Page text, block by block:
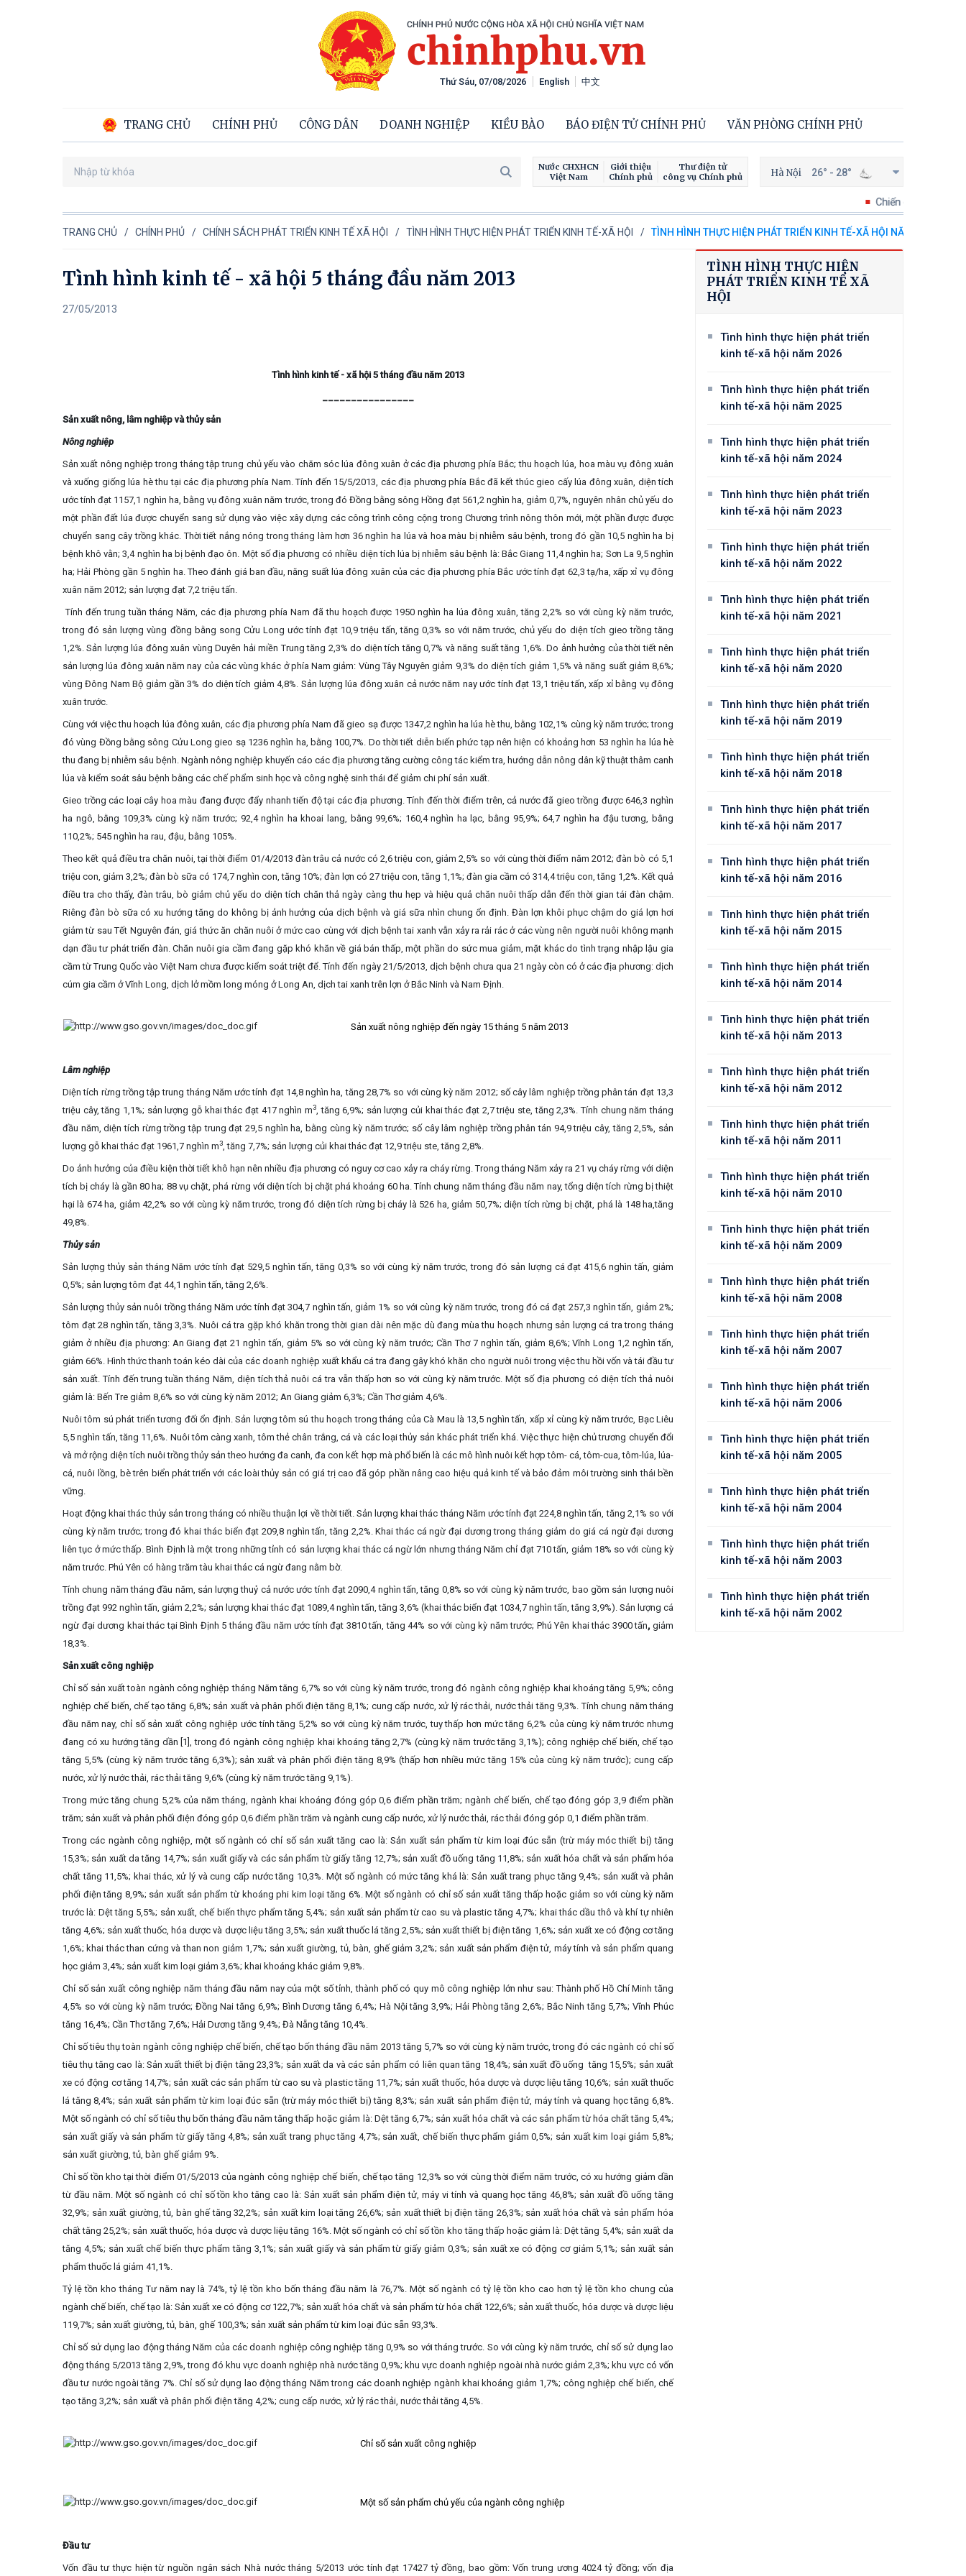
English 中文
TRANG CHỦ CHÍNH PHỦ CÔNG DÂN DOANH NGHIỆP KIỀU BÀO BÁO ĐIỆN TỬ CHÍNH PHỦ VĂN PHÒNG CHÍNH PHỦ
Thứ Sáu, 07/08/2026
Nước CHXHCN
Việt Nam
Giới thiệu
Chính phủ
Thư điện tử
công vụ Chính phủ
Hà Nội 26° - 28°
Chiến dịch 500 ngày đêm
TRANG CHỦ CHÍNH PHỦ CHÍNH SÁCH PHÁT TRIỂN KINH TẾ XÃ HỘI TÌNH HÌNH THỰC HIỆN PHÁT TRIỂN KINH TẾ-XÃ HỘI TÌNH HÌNH THỰC HIỆN PHÁT TRIỂN KINH TẾ-XÃ HỘI NĂM 2013
Tình hình kinh tế - xã hội 5 tháng đầu năm 2013
27/05/2013
Tình hình kinh tế - xã hội 5 tháng đầu năm 2013
________________
Sản xuất nông, lâm nghiệp và thủy sản
Nông nghiệp
Sản xuất nông nghiệp trong tháng tập trung chủ yếu vào chăm sóc lúa đông xuân ở các địa phương phía Bắc; thu hoạch lúa, hoa màu vụ đông xuân
và xuống giống lúa hè thu tại các địa phương phía Nam. Tính đến 15/5/2013, các địa phương phía Bắc đã kết thúc gieo cấy lúa đông xuân, diện tích
ước tính đạt 1157,1 nghìn ha, bằng vụ đông xuân năm trước, trong đó Đồng bằng sông Hồng đạt 561,2 nghìn ha, giảm 0,7%, nguyên nhân chủ yếu do
một phần đất lúa được chuyển sang sử dụng vào việc xây dựng các công trình công cộng trong Chương trình nông thôn mới, một phần được được
chuyển sang cây trồng khác. Thời tiết nắng nóng trong tháng làm hơn 36 nghìn ha lúa và hoa màu bị nhiễm sâu bệnh, trong đó gần 10,5 nghìn ha bị
bệnh khô vằn; 3,4 nghìn ha bị bệnh đạo ôn. Một số địa phương có nhiều diện tích lúa bị nhiễm sâu bệnh là: Bắc Giang 11,4 nghìn ha; Sơn La 9,5 nghìn
ha; Hải Phòng gần 5 nghìn ha. Theo đánh giá ban đầu, năng suất lúa đông xuân của các địa phương phía Bắc ước tính đạt 62,3 tạ/ha, xấp xỉ vụ đông
xuân năm 2012; sản lượng đạt 7,2 triệu tấn.
Tính đến trung tuần tháng Năm, các địa phương phía Nam đã thu hoạch được 1950 nghìn ha lúa đông xuân, tăng 2,2% so với cùng kỳ năm trước,
trong đó sản lượng vùng đồng bằng song Cửu Long ước tính đạt 10,9 triệu tấn, tăng 0,3% so với năm trước, chủ yếu do diện tích gieo trồng tăng
1,2%. Sản lượng lúa đông xuân vùng Duyên hải miền Trung tăng 2,3% do diện tích tăng 0,7% và năng suất tăng 1,6%. Do ảnh hưởng của thời tiết nên
sản lượng lúa đông xuân năm nay của các vùng khác ở phía Nam giảm: Vùng Tây Nguyên giảm 9,3% do diện tích giảm 1,5% và năng suất giảm 8,6%;
vùng Đông Nam Bộ giảm gần 3% do diện tích giảm 4,8%. Sản lượng lúa đông xuân cả nước năm nay ước tính đạt 13,1 triệu tấn, xấp xỉ bằng vụ đông
xuân trước.
Cùng với việc thu hoạch lúa đông xuân, các địa phương phía Nam đã gieo sạ được 1347,2 nghìn ha lúa hè thu, bằng 102,1% cùng kỳ năm trước; trong
đó vùng Đồng bằng sông Cửu Long gieo sạ 1236 nghìn ha, bằng 100,7%. Do thời tiết diễn biến phức tạp nên hiện có khoảng hơn 53 nghìn ha lúa hè
thu đang bị nhiễm sâu bệnh. Ngành nông nghiệp khuyến cáo các địa phương tăng cường công tác kiểm tra, hướng dẫn nông dân kỹ thuật thâm canh
lúa và kiểm soát‎‎ sâu bệnh bằng các chế phẩm sinh học và công nghệ sinh thái để giảm chi phí sản xuất.
Gieo trồng các loại cây hoa màu đang được đẩy nhanh tiến độ tại các địa phương. Tính đến thời điểm trên, cả nước đã gieo trồng được 646,3 nghìn
ha ngô, bằng 109,3% cùng kỳ năm trước; 92,4 nghìn ha khoai lang, bằng 99,6%; 160,4 nghìn ha lạc, bằng 95,9%; 64,7 nghìn ha đậu tương, bằng
110,2%; 545 nghìn ha rau, đậu, bằng 105%.
Theo kết quả điều tra chăn nuôi, tại thời điểm 01/4/2013 đàn trâu cả nước có 2,6 triệu con, giảm 2,5% so với cùng thời điểm năm 2012; đàn bò có 5,1
triệu con, giảm 3,2%; đàn bò sữa có 174,7 nghìn con, tăng 10%; đàn lợn có 27 triệu con, tăng 1,1%; đàn gia cầm có 314,4 triệu con, tăng 1,2%. Kết quả
điều tra cho thấy, đàn trâu, bò giảm chủ yếu do diện tích chăn thả ngày càng thu hẹp và hiệu quả chăn nuôi thấp dẫn đến thời gian tái đàn chậm.
Riêng đàn bò sữa có xu hướng tăng do không bị ảnh hưởng của dịch bệnh và giá sữa nhìn chung ổn định.Đàn lợn khôi phục chậm do giá lợn hơi
giảm từ sau Tết Nguyên đán, giá thức ăn chăn nuôi ở mức cao cùng với dịch bệnh tai xanh vẫn xảy ra rải rác ở các vùng nên người nuôi không mạnh
dạn đầu tư phát triển đàn. Chăn nuôi gia cầm đang gặp khó khăn về giá bán thấp, một phần do sức mua giảm, mặt khác do tình trạng nhập lậu gia
cầm từ Trung Quốc vào Việt Nam chưa được kiểm soát triệt để.Tính đến ngày 21/5/2013, dịch bệnh chưa qua 21 ngày còn có ở các địa phương: dịch
cúm gia cầm ở Vĩnh Long, dịch lở mồm long móng ở Long An, dịch tai xanh trên lợn ở Bắc Ninh và Nam Định.
Sản xuất nông nghiệp đến ngày 15 tháng 5 năm 2013
Lâm nghiệp
Diện tích rừng trồng tập trung tháng Năm ước tính đạt 14,8 nghìn ha, tăng 28,7% so với cùng kỳ năm 2012; số cây lâm nghiệp trồng phân tán đạt 13,3
triệu cây, tăng 1,1%; sản lượng gỗ khai thác đạt 417 nghìn m3, tăng 6,9%; sản lượng củi khai thác đạt 2,7 triệu ste, tăng 2,3%. Tính chung năm tháng
đầu năm, diện tích rừng trồng tập trung đạt 29,5 nghìn ha, bằng cùng kỳ năm trước; số cây lâm nghiệp trồng phân tán 94,9 triệu cây, tăng 2,5%, sản
lượng gỗ khai thác đạt 1961,7 nghìn m3, tăng 7,7%; sản lượng củi khai thác đạt 12,9 triệu ste, tăng 2,8%.
Do ảnh hưởng của điều kiện thời tiết khô hạn nên nhiều địa phương có nguy cơ cao xảy ra cháy rừng. Trong tháng Năm xảy ra 21 vụ cháy rừng với diện
tích bị cháy là gần 80 ha; 88 vụ chặt, phá rừng với diện tích bị chặt phá khoảng 60 ha. Tính chung năm tháng đầu năm nay, tổng diện tích rừng bị thiệt
hại là 674 ha, giảm 42,2% so với cùng kỳ năm trước, trong đó diện tích rừng bị cháy là 526 ha, giảm 50,7%; diện tích rừng bị chặt, phá là 148 ha,tăng
49,8%.
Thủy sản
Sản lượng thủy sản tháng Năm ước tính đạt 529,5 nghìn tấn, tăng 0,3% so với cùng kỳ năm trước, trong đó sản lượng cá đạt 415,6 nghìn tấn, giảm
0,5%; sản lượng tôm đạt 44,1 nghìn tấn, tăng 2,6%.
Sản lượng thủy sản nuôi trồng tháng Năm ước tính đạt 304,7 nghìn tấn, giảm 1% so với cùng kỳ năm trước, trong đó cá đạt 257,3 nghìn tấn, giảm 2%;
tôm đạt 28 nghìn tấn, tăng 3,3%. Nuôi cá tra gặp khó khăn trong thời gian dài nên mặc dù đang mùa thu hoạch nhưng sản lượng cá tra trong tháng
giảm ở nhiều địa phương: An Giang đạt 21 nghìn tấn, giảm 5% so với cùng kỳ năm trước; Cần Thơ 7 nghìn tấn, giảm 8,6%; Vĩnh Long 1,2 nghìn tấn,
giảm 66%. Hình thức thanh toán kéo dài của các doanh nghiệp xuất khẩu cá tra đang gây khó khăn cho người nuôi trong việc thu hồi vốn và tái đầu tư
sản xuất. Tính đến trung tuần tháng Năm, diện tích thả nuôi cá tra vẫn thấp hơn so với cùng kỳ năm trước. Một số địa phương có diện tích thả nuôi
giảm là: Bến Tre giảm 8,6% so với cùng kỳ năm 2012; An Giang giảm 6,3%; Cần Thơ giảm 4,6%.
Nuôi tôm sú phát triển tương đối ổn định. Sản lượng tôm sú thu hoạch trong tháng của Cà Mau là 13,5 nghìn tấn, xấp xỉ cùng kỳ năm trước, Bạc Liêu
5,5 nghìn tấn, tăng 11,6%. Nuôi tôm càng xanh, tôm thẻ chân trắng, cá và các loại thủy sản khác phát triển khá. Việc thực hiện chủ trương chuyển đổi
và mở rộng diện tích nuôi trồng thủy sản theo hướng đa canh, đa con kết hợp mà phổ biến là các mô hình nuôi kết hợp tôm- cá, tôm-cua, tôm-lúa, lúa-
cá, nuôi lồng, bè trên biển phát triển với các loài thủy sản có giá trị cao đã góp phần nâng cao hiệu quả kinh tế và bảo đảm môi trường sinh thái bền
vững.
Hoạt động khai thác thủy sản trong tháng có nhiều thuận lợi về thời tiết. Sản lượng khai thác tháng Năm ước tính đạt 224,8 nghìn tấn, tăng 2,1% so với
cùng kỳ năm trước; trong đó khai thác biển đạt 209,8 nghìn tấn, tăng 2,2%. Khai thác cá ngừ đại dương trong tháng giảm do giá cá ngừ đại dương
liên tục ở mức thấp. Bình Định là một trong những tỉnh có sản lượng khai thác cá ngừ lớn nhưng tháng Năm chỉ đạt 710 tấn, giảm 18% so với cùng kỳ
năm trước. Phú Yên có hàng trăm tàu khai thác cá ngừ đang nằm bờ.
Tính chung năm tháng đầu năm, sản lượng thuỷ cả nước ước tính đạt 2090,4 nghìn tấn, tăng 0,8% so với cùng kỳ năm trước, bao gồm sản lượng nuôi
trồng đạt 992 nghìn tấn, giảm 2,2%; sản lượng khai thác đạt 1089,4 nghìn tấn, tăng 3,6% (khai thác biển đạt 1034,7 nghìn tấn, tăng 3,9%). Sản lượng cá
ngừ đại dương khai thác tại Bình Định 5 tháng đầu năm ước tính đạt 3810 tấn, tăng 44% so với cùng kỳ năm trước; Phú Yên khai thác 3900 tấn,giảm
18,3%.
Sản xuất công nghiệp
Chỉ số sản xuất toàn ngành công nghiệp tháng Năm tăng 6,7% so với cùng kỳ năm trước, trong đó ngành công nghiệp khai khoáng tăng 5,9%; công
nghiệp chế biến, chế tạo tăng 6,8%; sản xuất và phân phối điện tăng 8,1%; cung cấp nước, xử lý rác thải, nước thải tăng 9,3%. Tính chung năm tháng
đầu năm nay, chỉ số sản xuất công nghiệp ước tính tăng 5,2% so với cùng kỳ năm trước, tuythấp hơn mức tăng 6,2% của cùng kỳ năm trước nhưng
đang có xu hướng tăng dần [1], trong đó ngành công nghiệp khai khoáng tăng 2,7% (cùng kỳ năm trước tăng 3,1%); công nghiệp chế biến, chế tạo
tăng 5,5% (cùng kỳ năm trước tăng 6,3%); sản xuất và phân phối điện tăng 8,9% (thấp hơn nhiều mức tăng 15% của cùng kỳ năm trước); cung cấp
nước, xử lý nước thải, rác thải tăng 9,6% (cùng kỳ năm trước tăng 9,1%).
Trong mức tăng chung 5,2% của năm tháng, ngành khai khoáng đóng góp 0,6 điểm phần trăm; ngành chế biến, chế tạo đóng góp 3,9 điểm phần
trăm; sản xuất và phân phối điện đóng góp 0,6 điểm phần trăm và ngành cung cấp nước, xử lý nước thải, rác thải đóng góp 0,1 điểm phần trăm.
Trong các ngành công nghiệp, một số ngành có chỉ số sản xuất tăng cao là: Sản xuất sản phẩm từ kim loại đúc sẵn (trừ máy móc thiết bị) tăng
15,3%; sản xuất da tăng 14,7%; sản xuất giấy và các sản phẩm từ giấy tăng 12,7%; sản xuất đồ uống tăng 11,8%; sản xuất hóa chất và sản phẩm hóa
chất tăng 11,5%; khai thác, xử lý và cung cấp nước tăng 10,3%. Một số ngành có mức tăng khá là: Sản xuất trang phục tăng 9,4%; sản xuất và phân
phối điện tăng 8,9%; sản xuất sản phẩm từ khoáng phi kim loại tăng 6%. Một sốngành có chỉ số sản xuất tăng thấp hoặc giảm so với cùng kỳ năm
trước là: Dệt tăng 5,5%; sản xuất, chế biến thực phẩm tăng 5,4%; sản xuất sản phẩm từ cao su và plastic tăng 4,7%; khai thác dầu thô và khí tự nhiên
tăng 4,6%; sản xuất thuốc, hóa dược và dược liệu tăng 3,5%; sản xuất thuốc lá tăng 2,5%; sản xuất thiết bị điện tăng 1,6%; sản xuất xe có động cơ tăng
1,6%; khai thác than cứng và than non giảm 1,7%; sản xuất giường, tủ, bàn, ghế giảm 3,2%; sản xuất sản phẩm điện tử, máy tính và sản phẩm quang
học giảm 3,4%; sản xuất kim loại giảm 3,6%; khai khoáng khác giảm 9,8%.
Chỉ số sản xuất công nghiệp năm tháng đầu năm nay của một số tỉnh, thành phố có quy mô công nghiệp lớn như sau: Thành phố Hồ Chí Minh tăng
4,5% so với cùng kỳ năm trước; Đồng Nai tăng 6,9%; Bình Dương tăng 6,4%; Hà Nội tăng 3,9%; Hải Phòng tăng 2,6%; Bắc Ninh tăng 5,7%; Vĩnh Phúc
tăng 16,4%; Cần Thơ tăng 7,6%; Hải Dương tăng 9,4%; Đà Nẵng tăng 10,4%.
Chỉ số tiêu thụ toàn ngành công nghiệp chế biến, chế tạo bốn tháng đầu năm 2013 tăng 5,7% so với cùng kỳ năm trước, trong đó các ngành có chỉ số
tiêu thụ tăng cao là: Sản xuất thiết bị điện tăng 23,3%; sản xuất da và các sản phẩm có liên quan tăng 18,4%; sản xuất đồ uống tăng 15,5%; sản xuất
xe có động cơ tăng 14,7%; sản xuất các sản phẩm từ cao su và plastic tăng 11,7%; sản xuất thuốc, hóa dược và dược liệu tăng 10,6%; sản xuất thuốc
lá tăng 8,4%; sản xuất sản phẩm từ kim loại đúc sẵn (trừ máy móc thiết bị) tăng 8,3%; sản xuất sản phẩm điện tử, máy tính và quang học tăng 6,8%.
Một số ngành có chỉ số tiêu thụ bốn tháng đầu năm tăng thấp hoặc giảm là: Dệt tăng 6,7%; sản xuất hóa chất và các sản phẩm từ hóa chất tăng 5,4%;
sản xuất giấy và sản phẩm từ giấy tăng 4,8%; sản xuất trang phục tăng 4,7%; sản xuất, chế biến thực phẩm giảm 0,5%; sản xuất kim loại giảm 5,8%;
sản xuất giường, tủ, bàn ghế giảm 9%.
Chỉ số tồn kho tại thời điểm 01/5/2013 của ngành công nghiệp chế biến, chế tạo tăng 12,3% so với cùng thời điểm năm trước, có xu hướng giảm dần
từ đầu năm. Một số ngành có chỉ số tồn kho tăng cao là: Sản xuất sản phẩm điện tử, máy vi tính và quang học tăng 46,8%; sản xuất đồ uống tăng
32,9%; sản xuất giường, tủ, bàn ghế tăng 32,2%; sản xuất kim loại tăng 26,6%; sản xuất thiết bị điện tăng 26,3%; sản xuất hóa chất và sản phẩm hóa
chất tăng 25,2%; sản xuất thuốc, hóa dược và dược liệu tăng 16%. Một số ngành có chỉ số tồn kho tăng thấp hoặc giảm là: Dệt tăng 5,4%; sản xuất da
tăng 4,5%; sản xuất chế biến thực phẩm tăng 3,1%; sản xuất giấy và sản phẩm từ giấy giảm 0,3%; sản xuất xe có động cơ giảm 5,1%; sản xuất sản
phẩm thuốc lá giảm 41,1%.
Tỷ lệ tồn kho tháng Tư năm nay là 74%, tỷ lệ tồn kho bốn tháng đầu năm là 76,7%. Một số ngành có tỷ lệ tồn kho cao hơn tỷ lệ tồn kho chung của
ngành chế biến, chế tạo là: Sản xuất xe có động cơ 122,7%; sản xuất hóa chất và sản phẩm từ hóa chất 122,6%; sản xuất thuốc, hóa dược và dược liệu
119,7%; sản xuất giường, tủ, bàn, ghế 100,3%; sản xuất sản phẩm từ kim loại đúc sẵn 93,3%.
Chỉ số sử dụng lao động tháng Năm của các doanh nghiệp công nghiệp tăng 0,9% so với tháng trước. So với cùng kỳ năm trước, chỉ số sử dụng lao
động tháng 5/2013 tăng 2,9%, trong đó khu vực doanh nghiệp nhà nước tăng 0,9%; khu vực doanh nghiệp ngoài nhà nước giảm 2,3%; khu vực có vốn
đầu tư nước ngoài tăng 7%. Chỉ số sử dụng lao động tháng Năm trong các doanh nghiệp ngành khai khoáng giảm 1,7%; công nghiệp chế biến, chế
tạo tăng 3,2%; sản xuất và phân phối điện tăng 4,2%; cung cấp nước, xử lý rác thải, nước thải tăng 4,5%.
Chỉ số sản xuất công nghiệp
Một số sản phẩm chủ yếu của ngành công nghiệp
Đầu tư
Vốn đầu tư thực hiện từ nguồn ngân sách Nhà nước tháng 5/2013 ước tính đạt 17427tỷ đồng, bao gồm: Vốn trung ương4024tỷ đồng; vốn địa
TÌNH HÌNH THỰC HIỆN
PHÁT TRIỂN KINH TẾ XÃ
HỘI
Tình hình thực hiện phát triển
kinh tế-xã hội năm 2026
Tình hình thực hiện phát triển
kinh tế-xã hội năm 2025
Tình hình thực hiện phát triển
kinh tế-xã hội năm 2024
Tình hình thực hiện phát triển
kinh tế-xã hội năm 2023
Tình hình thực hiện phát triển
kinh tế-xã hội năm 2022
Tình hình thực hiện phát triển
kinh tế-xã hội năm 2021
Tình hình thực hiện phát triển
kinh tế-xã hội năm 2020
Tình hình thực hiện phát triển
kinh tế-xã hội năm 2019
Tình hình thực hiện phát triển
kinh tế-xã hội năm 2018
Tình hình thực hiện phát triển
kinh tế-xã hội năm 2017
Tình hình thực hiện phát triển
kinh tế-xã hội năm 2016
Tình hình thực hiện phát triển
kinh tế-xã hội năm 2015
Tình hình thực hiện phát triển
kinh tế-xã hội năm 2014
Tình hình thực hiện phát triển
kinh tế-xã hội năm 2013
Tình hình thực hiện phát triển
kinh tế-xã hội năm 2012
Tình hình thực hiện phát triển
kinh tế-xã hội năm 2011
Tình hình thực hiện phát triển
kinh tế-xã hội năm 2010
Tình hình thực hiện phát triển
kinh tế-xã hội năm 2009
Tình hình thực hiện phát triển
kinh tế-xã hội năm 2008
Tình hình thực hiện phát triển
kinh tế-xã hội năm 2007
Tình hình thực hiện phát triển
kinh tế-xã hội năm 2006
Tình hình thực hiện phát triển
kinh tế-xã hội năm 2005
Tình hình thực hiện phát triển
kinh tế-xã hội năm 2004
Tình hình thực hiện phát triển
kinh tế-xã hội năm 2003
Tình hình thực hiện phát triển
kinh tế-xã hội năm 2002